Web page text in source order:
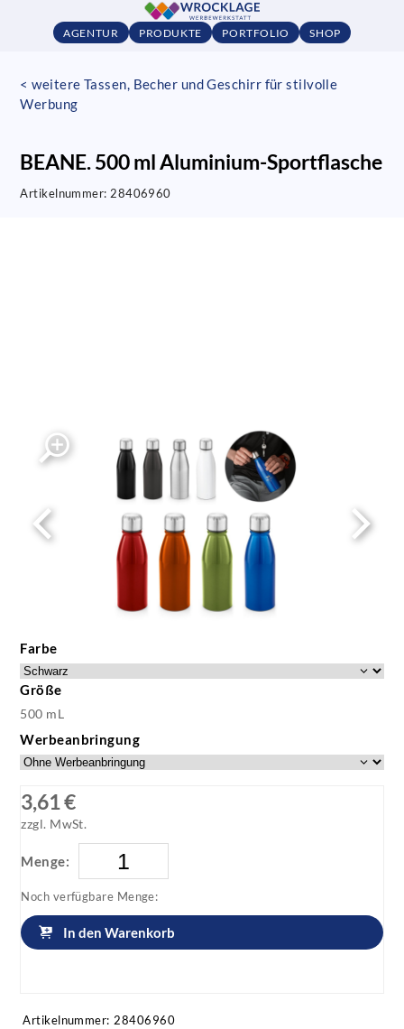
AGENTUR PRODUKTE PORTFOLIO SHOP
< weitere Tassen, Becher und Geschirr für stilvolle
Werbung
BEANE. 500 ml Aluminium-Sportflasche
Artikelnummer: 28406960
Farbe
Größe
500 mL
Werbeanbringung
3,61 €
zzgl. MwSt.
Menge:
Noch verfügbare Menge:
In den Warenkorb
Artikelnummer: 28406960